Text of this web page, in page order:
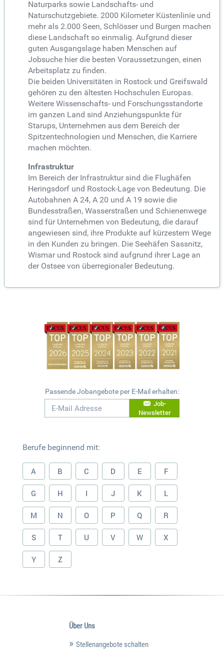
Naturparks sowie Landschafts- und
Naturschutzgebiete. 2000 Kilometer Küstenlinie und
mehr als 2.000 Seen, Schlösser und Burgen machen
diese Landschaft so einmalig. Aufgrund dieser
guten Ausgangslage haben Menschen auf
Jobsuche hier die besten Voraussetzungen, einen
Arbeitsplatz zu finden.
Die beiden Universitäten in Rostock und Greifswald
gehören zu den ältesten Hochschulen Europas.
Weitere Wissenschafts- und Forschungsstandorte
im ganzen Land sind Anziehungspunkte für
Starups, Unternehmen aus dem Bereich der
Spitzentechnologien und Menschen, die Karriere
machen möchten.
Infrastruktur
Im Bereich der Infrastruktur sind die Flughäfen
Heringsdorf und Rostock-Lage von Bedeutung. Die
Autobahnen A 24, A 20 und A 19 sowie die
Bundesstraßen, Wasserstraßen und Schienenwege
sind für Unternehmen von Bedeutung, die darauf
angewiesen sind, ihre Produkte auf kürzestem Wege
in den Kunden zu bringen. Die Seehäfen Sassnitz,
Wismar und Rostock sind aufgrund ihrer Lage an
der Ostsee von überregionaler Bedeutung.
Passende Jobangebote per E-Mail erhalten:
Job-
Newsletter
Berufe beginnend mit:
A B C D E F
G H I J K L
M N O P Q R
S T U V W X
Y Z
Über Uns
Stellenangebote schalten